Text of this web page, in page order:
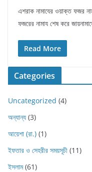
এশরাক নামাযের ওয়াক্ত ফজর
ফজরের নামায শেষ করে
Read More
Categories
Uncategorized (4)
অন্যান্য (3)
আয়েশা (রা.) (1)
ইফতার ও সেহরীর সময়সূচী (11)
ইসলাম(61)